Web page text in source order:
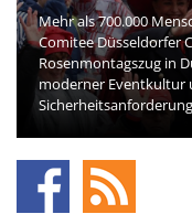
Mehr als 700.000
Comitee Düsseldorfer
Rosenmontagszug in
moderner Eventkultur